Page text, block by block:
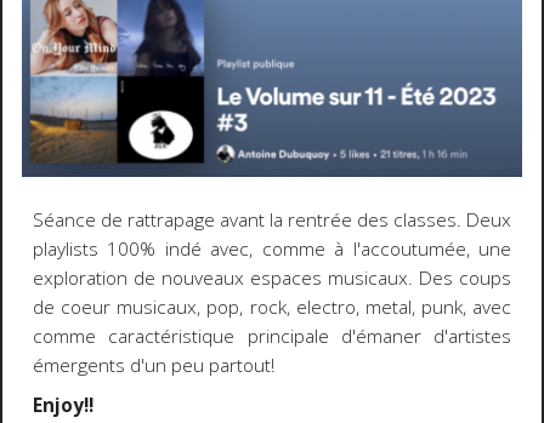
Séance de rattrapage avant la rentrée des classes. Deux
playlists 100% indé avec, comme à l'accoutumée, une
exploration de nouveaux espaces musicaux. Des coups
de coeur musicaux, pop, rock, electro, metal, punk, avec
comme caractéristique principale d'émaner d'artistes
émergents d'un peu partout!
Enjoy!!